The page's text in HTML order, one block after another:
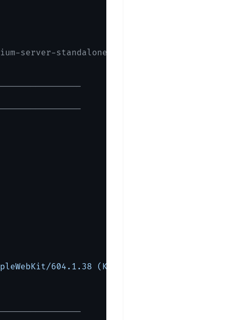
server-standalone-3.7.1.jar
604.1.38 (KHTML, like Gecko)